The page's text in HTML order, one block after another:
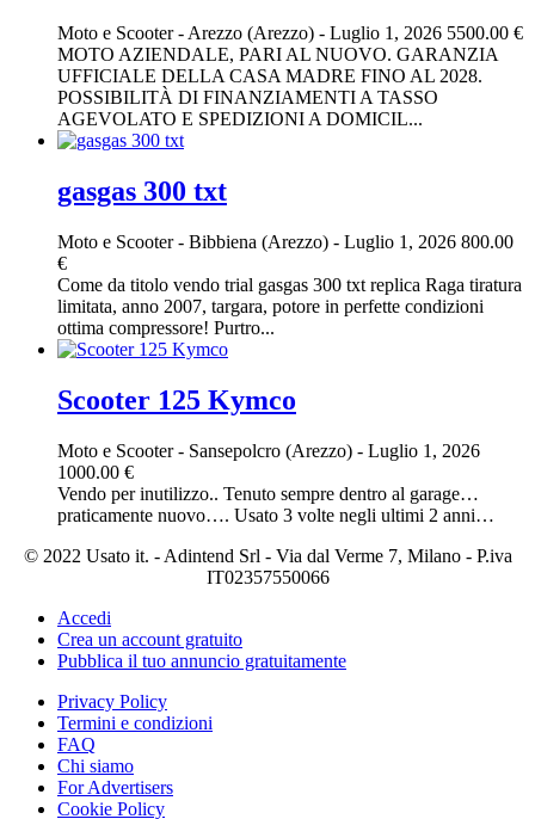
Moto e Scooter- Arezzo (Arezzo) - Luglio 1, 2026 5500.00 €
MOTO AZIENDALE, PARI AL NUOVO. GARANZIA
UFFICIALE DELLA CASA MADRE FINO AL 2028.
POSSIBILITÀ DI FINANZIAMENTI A TASSO
AGEVOLATO E SPEDIZIONI A DOMICIL...
gasgas 300 txt
Moto e Scooter- Bibbiena (Arezzo) - Luglio 1, 2026 800.00
€
Come da titolo vendo trial gasgas 300 txt replica Raga tiratura
limitata, anno 2007, targara, potore in perfette condizioni
ottima compressore! Purtro...
Scooter 125 Kymco
Moto e Scooter- Sansepolcro (Arezzo) - Luglio 1, 2026
1000.00 €
Vendo per inutilizzo.. Tenuto sempre dentro al garage…
praticamente nuovo…. Usato 3 volte negli ultimi 2 anni…
© 2022 Usato it. - Adintend Srl - Via dal Verme 7, Milano - P.iva
IT02357550066
Accedi
Crea un account gratuito
Pubblica il tuo annuncio gratuitamente
Privacy Policy
Termini e condizioni
FAQ
Chi siamo
For Advertisers
Cookie Policy